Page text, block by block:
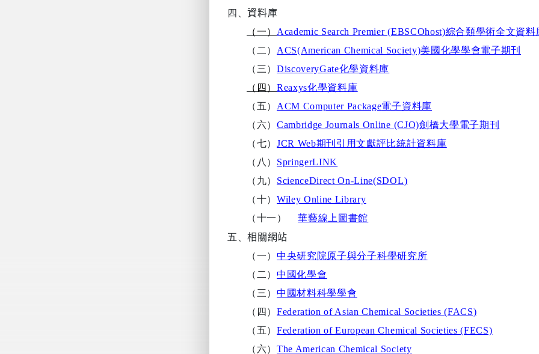
四、資料庫
（一） Academic Search Premier (EBSCOhost)綜合類學術全文資料
（二） ACS(American Chemical Society)美國化學學會電子期刊
（三）DiscoveryGate化學資料庫
（四）Reaxys化學資料庫
（五） ACM Computer Package電子資料庫
（六）Cambridge Journals Online (CJO)劍橋大學電子期刊
（七）JCR Web期刊引用文獻評比統計資料庫
（八） SpringerLINK
（九） ScienceDirect On-Line(SDOL)
（十）Wiley Online Library
（十一）
華藝線上圖書館
五、相關網站
（一）中央研究 院原子與分子科學研究 所
（二）中 國化學會
（三）中 國材料科學學會
（四）Federation of Asian Chemical Societies (FACS)
（五）Federation of European Chemical Societies (FECS)
（六）The American Chemical Society